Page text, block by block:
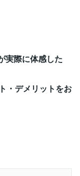
実際に体感した
・デメリットをお